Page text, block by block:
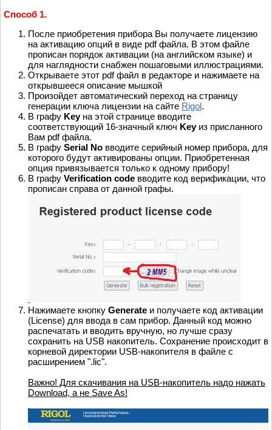
Способ 1.
После приобретения прибора Вы получаете лицензию
на активацию опций в виде pdf файла. В этом файле
прописан порядок активации (на английском языке) и
для наглядности снабжен пошаговыми иллюстрациями.
Открываете этот pdf файл в редакторе и нажимаете на
открывшееся описание мышкой
Произойдет автоматический переход на страницу
генерации ключа лицензии на сайте Rigol.
В графу Keyна этой странице вводите
соответствующий 16-значный ключ Keyиз присланного
Вам pdf файла.
В графу Serial No вводите серийный номер прибора, для
которого будут активированы опции. Приобретенная
опция привязывается только к одному прибору!
В графу Verification code вводите код верификации, что
прописан справа от данной графы.
Нажимаете кнопку Generate и получаете код активации
(License) для ввода в сам прибор. Данный код можно
распечатать и вводить вручную, но лучше сразу
сохранить на USB накопитель. Сохранение происходит в
корневой директории USB-накопителя в файле с
расширением ".lic".
Важно! Для скачивания на USB-накопитель надо нажать
Download, а не Save As!